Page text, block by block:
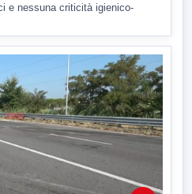
e nessuna criticità igienico-